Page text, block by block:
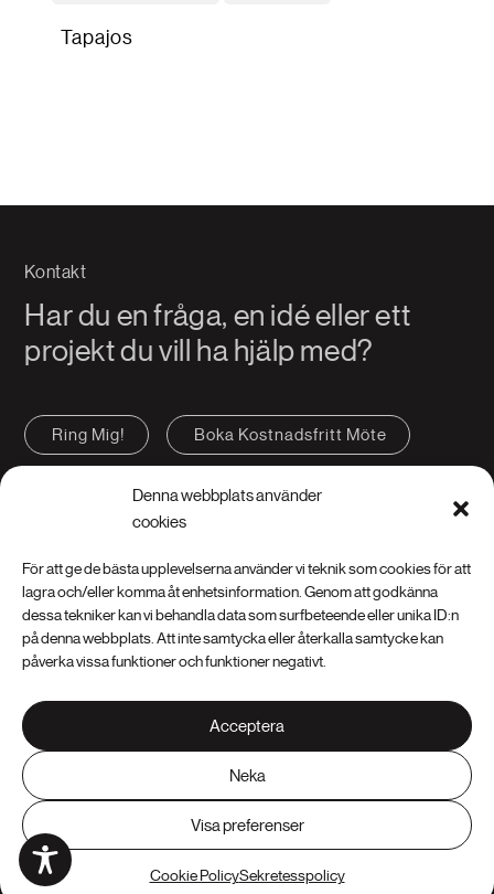
Denna webbplats använder
cookies
För att ge de bästa upplevelserna använder vi teknik som cookies för att
lagra och/eller komma åt enhetsinformation. Genom att godkänna
dessa tekniker kan vi behandla data som surfbeteende eller unika ID:n
på denna webbplats. Att inte samtycka eller återkalla samtycke kan
påverka vissa funktioner och funktioner negativt.
Acceptera
Neka
Visa preferenser
Cookie PolicySekretesspolicy
Tapajos
Kontakt
Har du en fråga, en idé eller ett
projekt du vill ha hjälp med?
Ring Mig! Boka Kostnadsfritt Möte
Kontakta oss FAQ
Instagram LinkedIn Facebook
Skicka kunduppgifter Cookie Policy (EU)
Integritetspolicy (EU)
© 2026 - Insign AB | Webbdesign av Insign